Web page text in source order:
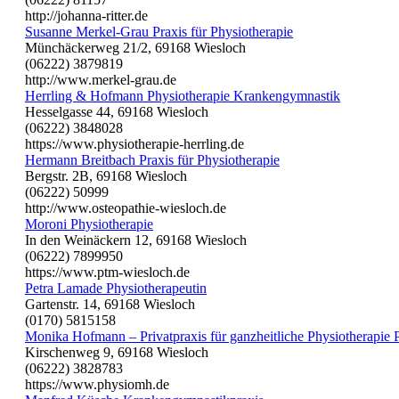
http://johanna-ritter.de
Susanne Merkel-Grau Praxis für Physiotherapie
Münchäckerweg 21/2, 69168 Wiesloch
(06222) 3879819
http://www.merkel-grau.de
Herrling & Hofmann Physiotherapie Krankengymnastik
Hesselgasse 44, 69168 Wiesloch
(06222) 3848028
https://www.physiotherapie-herrling.de
Hermann Breitbach Praxis für Physiotherapie
Bergstr. 2B, 69168 Wiesloch
(06222) 50999
http://www.osteopathie-wiesloch.de
Moroni Physiotherapie
In den Weinäckern 12, 69168 Wiesloch
(06222) 7899950
https://www.ptm-wiesloch.de
Petra Lamade Physiotherapeutin
Gartenstr. 14, 69168 Wiesloch
(0170) 5815158
Monika Hofmann – Privatpraxis für ganzheitliche Physiotherapie
Kirschenweg 9, 69168 Wiesloch
(06222) 3828783
https://www.physiomh.de